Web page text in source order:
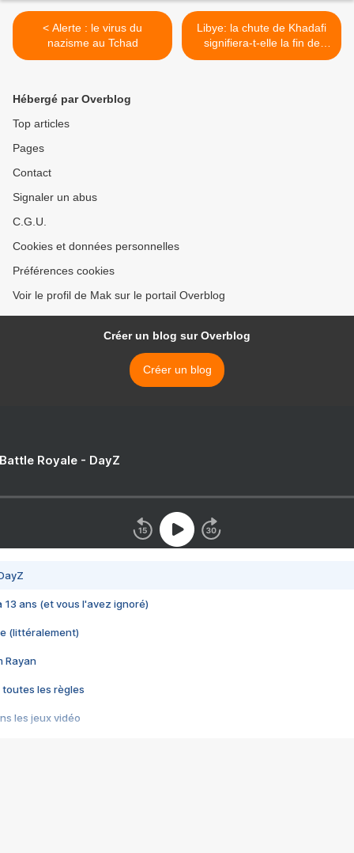
< Alerte : le virus du
nazisme au Tchad
Libye: la chute de Khadafi
signifiera-t-elle la fin de
régne de Deby? >
Hébergé par Overblog
Top articles
Pages
Contact
Signaler un abus
C.G.U.
Cookies et données personnelles
Préférences cookies
Voir le profil de Mak sur le portail Overblog
Créer un blog sur Overblog
Créer un blog
Royale - DayZ
13 ans (et vous l'avez ignoré)
(littéralement)
Rayan
toutes les règles
les jeux vidéo